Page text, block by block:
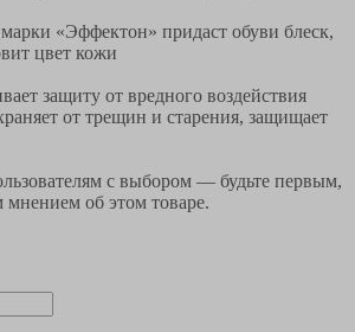
«Эффектон» придаст обуви блеск,
цвет кожи
защиту от вредного воздействия
от трещин и старения, защищает
с выбором — будьте первым,
мнением об этом товаре.